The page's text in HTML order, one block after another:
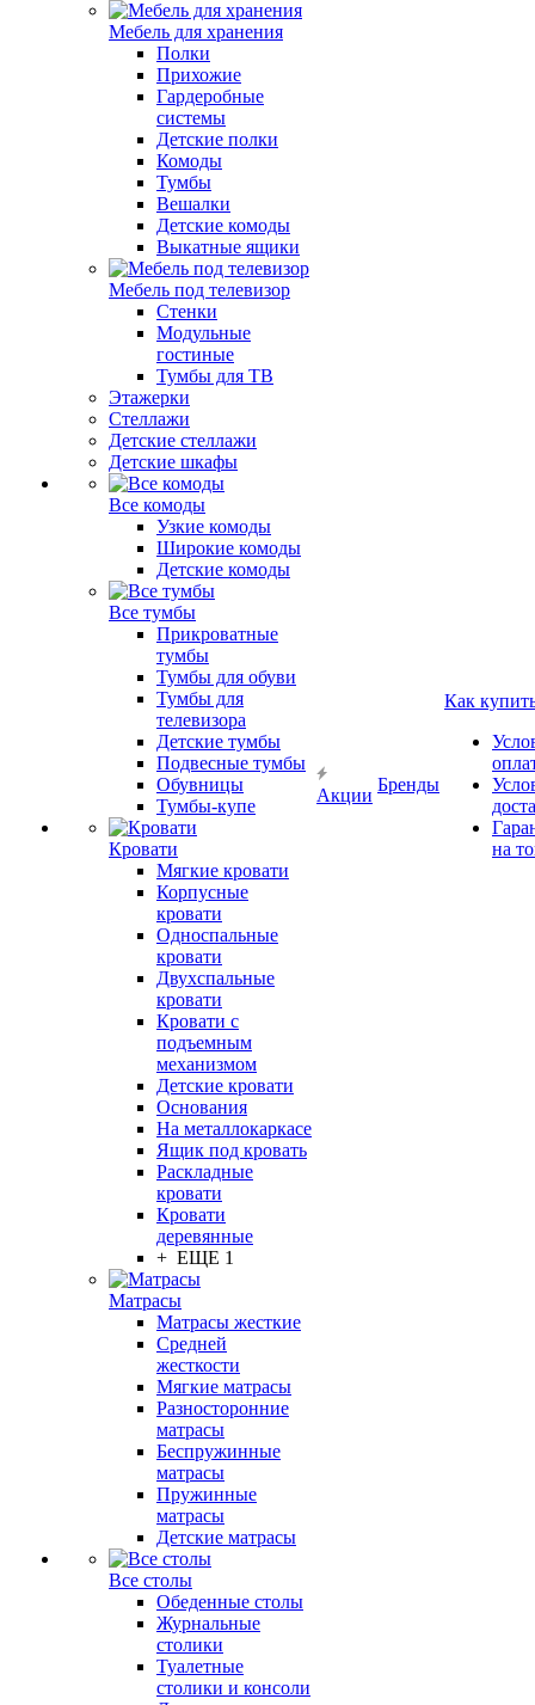
Мебель для хранения
Полки
Прихожие
Гардеробные
системы
Детские полки
Комоды
Тумбы
Вешалки
Детские комоды
Выкатные ящики
Мебель под телевизор
Стенки
Модульные
гостиные
Тумбы для ТВ
Этажерки
Стеллажи
Детские стеллажи
Детские шкафы
Все комоды
Узкие комоды
Широкие комоды
Детские комоды
Все тумбы
Прикроватные
тумбы
Тумбы для обуви
Тумбы для
телевизора
Детские тумбы
Подвесные тумбы
Обувницы
Тумбы-купе
Кровати
Мягкие кровати
Корпусные
кровати
Односпальные
кровати
Двухспальные
кровати
Кровати с
подъемным
механизмом
Детские кровати
Основания
На металлокаркасе
Ящик под кровать
Раскладные
кровати
Кровати
деревянные
+ ЕЩЕ 1
Матрасы
Матрасы жесткие
Средней
жесткости
Мягкие матрасы
Разносторонние
матрасы
Беспружинные
матрасы
Пружинные
матрасы
Детские матрасы
Все столы
Обеденные столы
Журнальные
столики
Туалетные
столики и консоли
Акции
Бренды
Как
на